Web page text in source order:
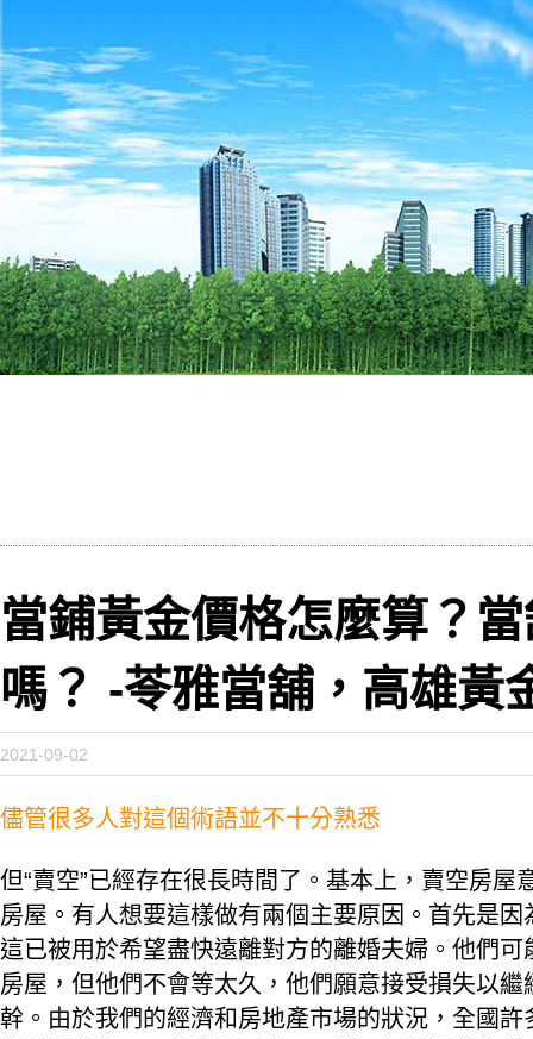
當鋪黃金價格怎麼算？
嗎？ -苓雅當舖，高雄黃
2021-09-02
儘管很多人對這個術語並不十分熟悉
但“賣空”已經存在很長時間了。基本上，賣空房
房屋。有人想要這樣做有兩個主要原因。首先是
這已被用於希望盡快遠離對方的離婚夫婦。他們
房屋，但他們不會等太久，他們願意接受損失以
幹。由於我們的經濟和房地產市場的狀況，全國